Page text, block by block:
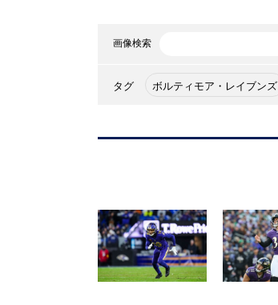
画像検索
タグ ボルティモア・レイブンズ